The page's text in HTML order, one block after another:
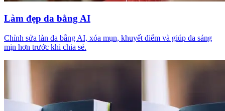
Làm đẹp da bằng AI
Chỉnh sửa làn da bằng AI, xóa mụn, khuyết điểm và giúp da sáng
mịn hơn trước khi chia sẻ.